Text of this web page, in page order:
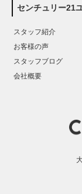
センチュリー21
スタッフ紹介
お客様の声
スタッフブログ
会社概要